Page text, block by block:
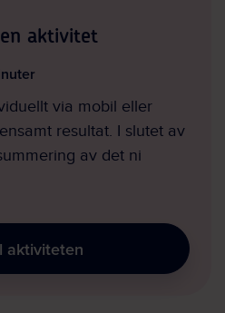
aktivitet
via mobil eller
resultat. I slutet av
av det ni
aktiviteten